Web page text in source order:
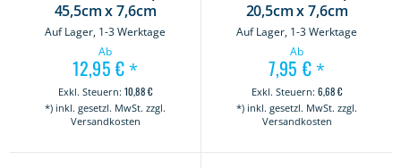
45,5cm x 7,6cm
Auf Lager, 1-3 Werktage
Ab
12,95 €*
10,88 €
*) inkl. gesetzl. MwSt. zzgl.
Versandkosten
20,5cm x 7,6cm
Auf Lager, 1-3 Werktage
Ab
7,95 €*
6,68 €
*) inkl. gesetzl. MwSt. zzgl.
Versandkosten